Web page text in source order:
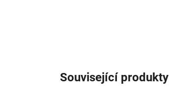
Související produkty